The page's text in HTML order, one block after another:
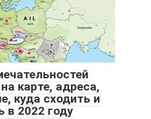
карте, адреса,
куда сходить и
в 2022 году